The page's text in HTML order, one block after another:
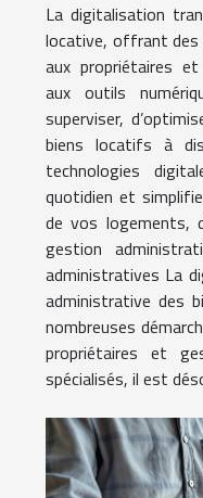
La digitalisation
locative, offrant
aux propriétaires et
aux outils
superviser,
biens locatifs à
technologies
quotidien et
de vos logements,
gestion
administratives La
administrative des
nombreuses
propriétaires et
spécialisés, il est